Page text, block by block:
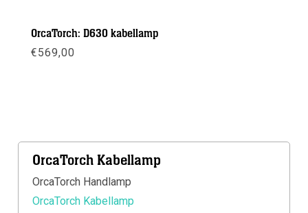
OrcaTorch: D630 kabellamp
€569,00
OrcaTorch Kabellamp
OrcaTorch Handlamp
OrcaTorch Kabellamp